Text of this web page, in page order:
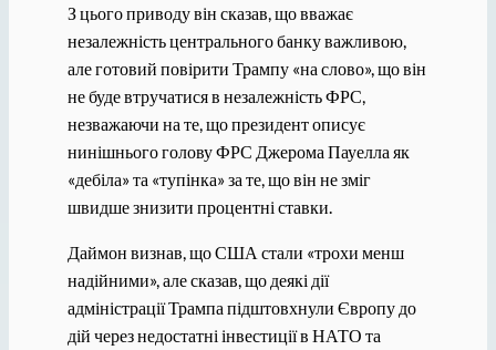
З цього приводу він сказав, що вважає
незалежність центрального банку важливою,
але готовий повірити Трампу «на слово», що він
не буде втручатися в незалежність ФРС,
незважаючи на те, що президент описує
нинішнього голову ФРС Джерома Пауелла як
«дебіла» та «тупінка» за те, що він не зміг
швидше знизити процентні ставки.
Даймон визнав, що США стали «трохи менш
надійними», але сказав, що деякі дії
адміністрації Трампа підштовхнули Європу до
дій через недостатні інвестиції в НАТО та